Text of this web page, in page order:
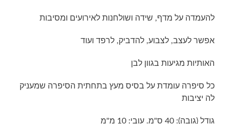
להעמדה על מדף, שידה ושולחנות לאירועים ומסיבות
אפשר לעצב, לצבוע, להדביק, לרפד ועוד
האותיות מגיעות בגוון לבן
כל סיפרה עומדת על בסיס מעץ בתחתית הסיפרה שמעניק
לה יציבות
גודל (גובה): 40 ס"מ. עובי: 10 מ"מ